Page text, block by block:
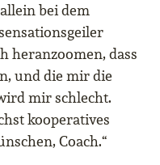
bei dem
heranzoomen, dass
und die mir die
mir schlecht.
kooperatives
Coach.“